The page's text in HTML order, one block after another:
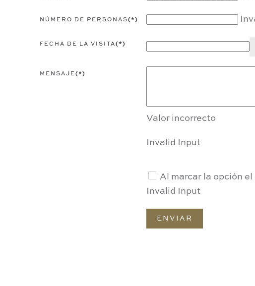
NÚMERO DE PERSONAS(*)
FECHA DE LA VISITA(*)
MENSAJE(*)
Valor incorrecto
Invalid Input
Al marcar la opción
Invalid Input
ENVIAR